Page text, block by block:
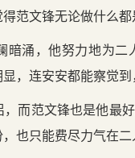
范文锋无论做什么都
暗涌，他努力地为
，连安安都能察觉
而范文锋也是他最
也只能费尽力气在二